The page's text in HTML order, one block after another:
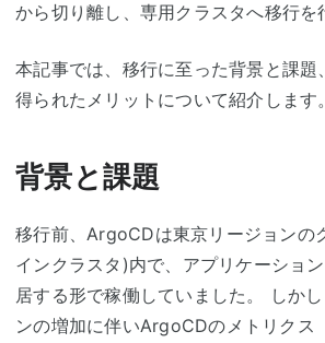
から切り離し、専用クラスタへ移行を
本記事では、移行に至った背景と課題
得られたメリットについて紹介します。
背景と課題
移行前、ArgoCDは東京リージョンの
インクラスタ)内で、アプリケーショ
居する形で稼働していました。 しか
ンの増加に伴いArgoCDのメトリクス